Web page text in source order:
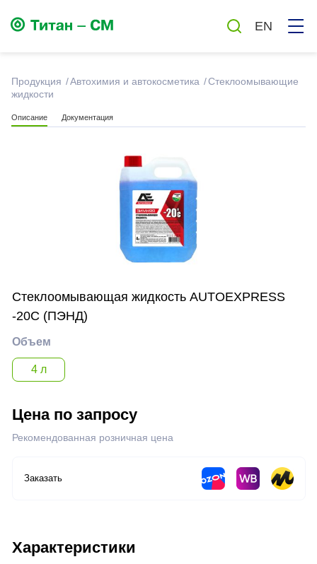
EN
Продукция Автохимия и автокосметика
Стеклоомывающие
жидкости
Описание Документация
Стеклоомывающая жидкость AUTOEXPRESS
-20С (ПЭНД)
Объем
4 л
Цена по запросу
Рекомендованная розничная цена
Заказать
Характеристики
Смазки
Автохимия и автокосметика
Нефтегазовая отрасль
Металлургическая отрасль
Аэрозоли